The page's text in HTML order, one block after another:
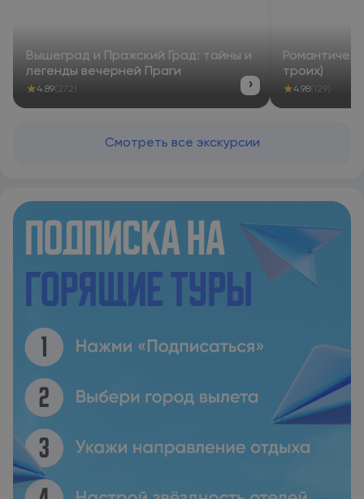
Вышеград и Пражский Град: тайны и
легенды вечерней Праги
★4.89 (272) ›
троих)
★4.98 (129)
Смотреть все экскурсии